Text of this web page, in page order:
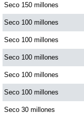
Culona
Dorado
Dorado
Dorado
Seco 150 millones
Seco 100 millones
Seco 100 millones
Seco 100 millones
Seco 100 millones
Seco 100 millones
Seco 30 millones